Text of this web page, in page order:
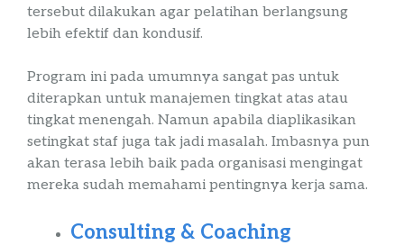
tersebut dilakukan agar pelatihan berlangsung
lebih efektif dan kondusif.
Program ini pada umumnya sangat pas untuk
diterapkan untuk manajemen tingkat atas atau
tingkat menengah. Namun apabila diaplikasikan
setingkat staf juga tak jadi masalah. Imbasnya pun
akan terasa lebih baik pada organisasi mengingat
mereka sudah memahami pentingnya kerja sama.
Consulting & Coaching